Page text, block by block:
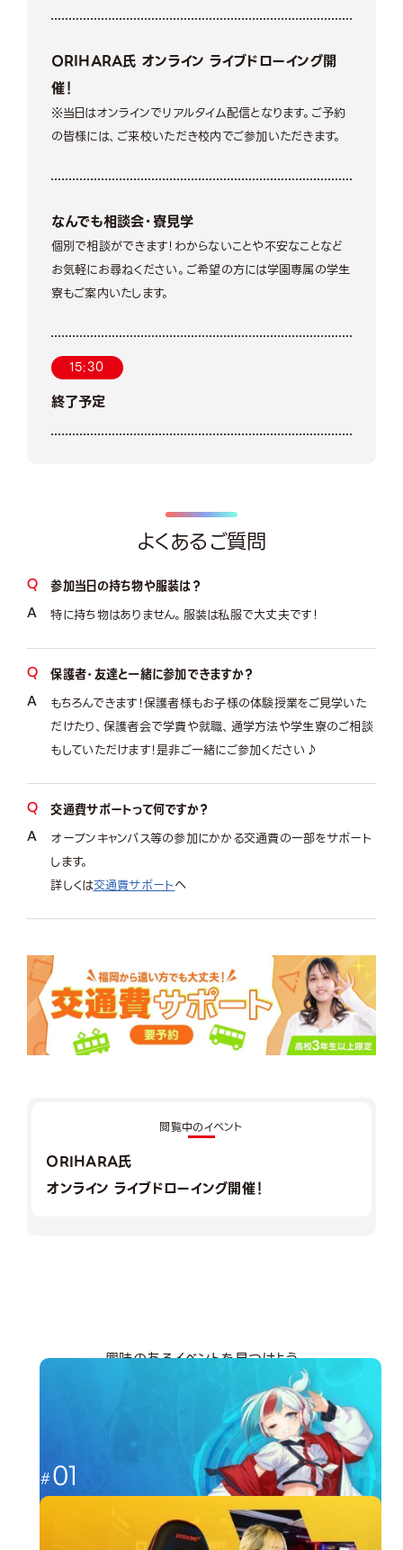
閲覧中のイベント
ORIHARA氏
オンライン ライブドローイング開催！
ORIHARA氏 オンライン ライブドローイング開
催！
※当日はオンラインでリアルタイム配信となります。ご予約
の皆様には、ご来校いただき校内でご参加いただきます。
なんでも相談会・寮見学
個別で相談ができます！わからないことや不安なことなど
お気軽にお尋ねください。ご希望の方には学園専属の学生
寮もご案内いたします。
15:30
終了予定
よくあるご質問
参加当日の持ち物や服装は？
特に持ち物はありません。服装は私服で大丈夫です！
保護者・友達と一緒に参加できますか？
もちろんできます！保護者様もお子様の体験授業をご見学いた
だけたり、保護者会で学費や就職、通学方法や学生寮のご相談
もしていただけます！是非ご一緒にご参加ください♪
交通費サポートって何ですか？
オープンキャンパス等の参加にかかる交通費の一部をサポート
します。
詳しくは交通費サポートへ
興味のあるイベントを見つけよう
分野から探す
01
これからのゲーム業界を担う人材へ